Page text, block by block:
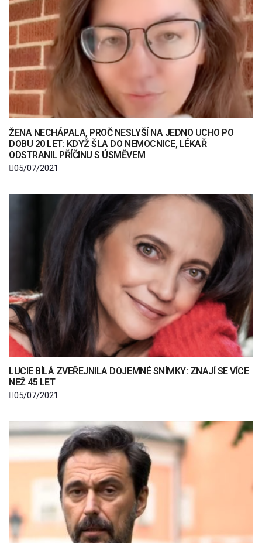
ŽENA NECHÁPALA, PROČ NESLYŠÍ NA JEDNO UCHO PO
DOBU 20 LET: KDYŽ ŠLA DO NEMOCNICE, LÉKAŘ
ODSTRANIL PŘÍČINU S ÚSMĚVEM
05/07/2021
LUCIE BÍLÁ ZVEŘEJNILA DOJEMNÉ SNÍMKY: ZNAJÍ SE VÍCE
NEŽ 45 LET
05/07/2021